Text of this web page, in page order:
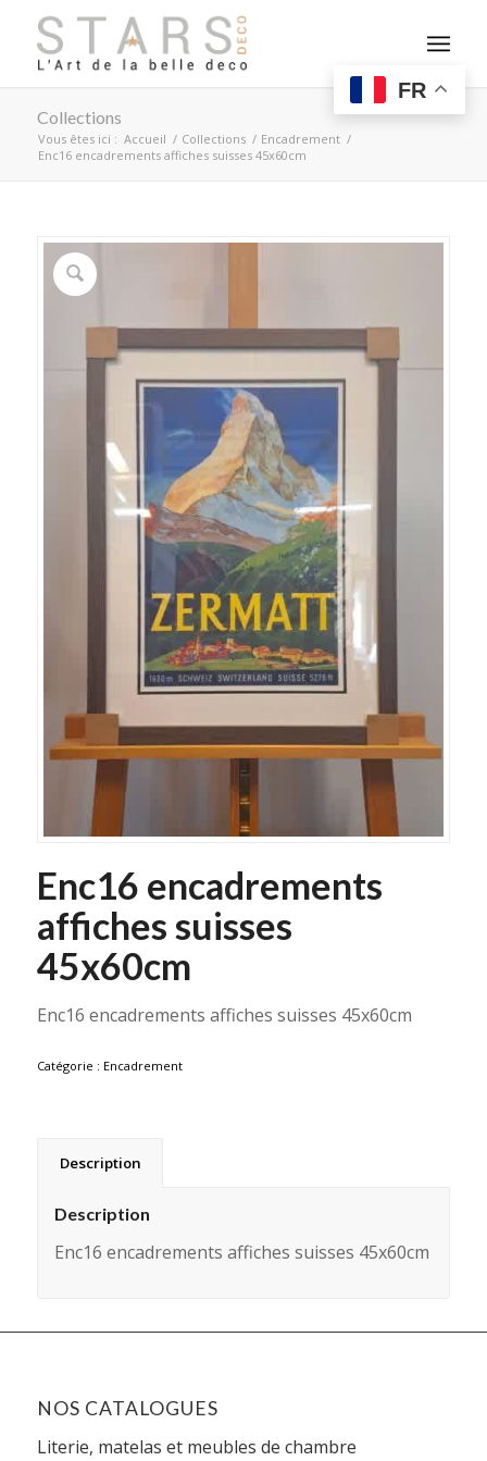
Collections
Vous êtes ici : Accueil / Collections / Encadrement /
Enc16 encadrements affiches suisses 45x60cm
Enc16 encadrements
affiches suisses
45x60cm
Enc16 encadrements affiches suisses 45x60cm
Catégorie : Encadrement
Description
Description
Enc16 encadrements affiches suisses 45x60cm
NOS CATALOGUES
Literie, matelas et meubles de chambre
FR